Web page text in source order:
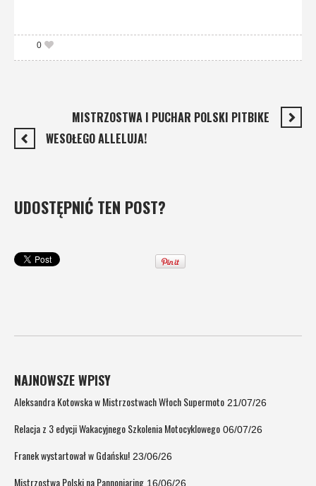
0
MISTRZOSTWA I PUCHAR POLSKI PITBIKE
WESOŁEGO ALLELUJA!
UDOSTĘPNIĆ TEN POST?
NAJNOWSZE WPISY
Aleksandra Kotowska w Mistrzostwach Włoch Supermoto 21/07/26
Relacja z 3 edycji Wakacyjnego Szkolenia Motocyklowego 06/07/26
Franek wystartował w Gdańsku! 23/06/26
Mistrzostwa Polski na Pannoniaring 16/06/26